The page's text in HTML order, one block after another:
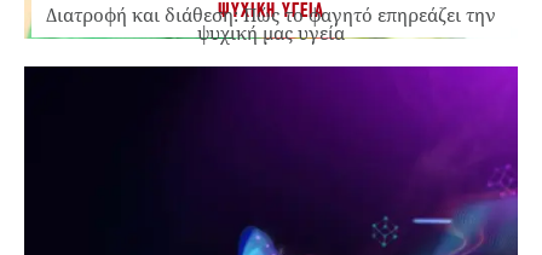
ΨΥΧΙΚΗ ΥΓΕΙΑ
Διατροφή και διάθεση: Πώς το φαγητό επηρεάζει την
ψυχική μας υγεία